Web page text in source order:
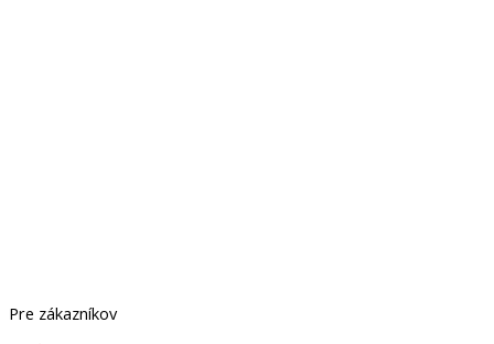
Pre zákazníkov